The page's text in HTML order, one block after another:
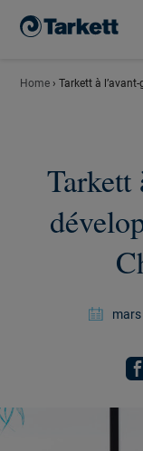
Home › Tarkett à
Tarkett